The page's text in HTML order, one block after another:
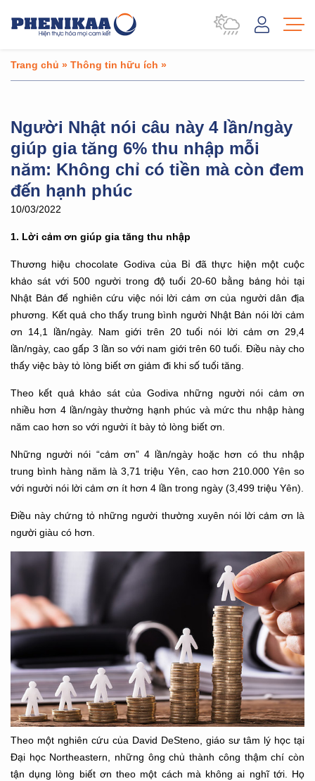
Trang chủ » Thông tin hữu ích »
Người Nhật nói câu này 4 lần/ngày
giúp gia tăng 6% thu nhập mỗi
năm: Không chỉ có tiền mà còn đem
đến hạnh phúc
10/03/2022
1. Lời cảm ơn giúp gia tăng thu nhập
Thương hiệu chocolate Godiva của Bỉ đã thực hiện một cuộc
khảo sát với 500 người trong độ tuổi 20-60 bằng bảng hỏi tại
Nhật Bản để nghiên cứu việc nói lời cảm ơn của người dân địa
phương. Kết quả cho thấy trung bình người Nhật Bản nói lời cảm
ơn 14,1 lần/ngày. Nam giới trên 20 tuổi nói lời cảm ơn 29,4
lần/ngày, cao gấp 3 lần so với nam giới trên 60 tuổi. Điều này cho
thấy việc bày tỏ lòng biết ơn giảm đi khi số tuổi tăng.
Theo kết quả khảo sát của Godiva những người nói cảm ơn
nhiều hơn 4 lần/ngày thường hạnh phúc và mức thu nhập hàng
năm cao hơn so với người ít bày tỏ lòng biết ơn.
Những người nói “cảm ơn” 4 lần/ngày hoặc hơn có thu nhập
trung bình hàng năm là 3,71 triệu Yên, cao hơn 210.000 Yên so
với người nói lời cảm ơn ít hơn 4 lần trong ngày (3,499 triệu Yên).
Điều này chứng tỏ những người thường xuyên nói lời cảm ơn là
người giàu có hơn.
Theo một nghiên cứu của David DeSteno, giáo sư tâm lý học tại
Đại học Northeastern, những ông chủ thành công thậm chí còn
tận dụng lòng biết ơn theo một cách mà không ai nghĩ tới. Họ